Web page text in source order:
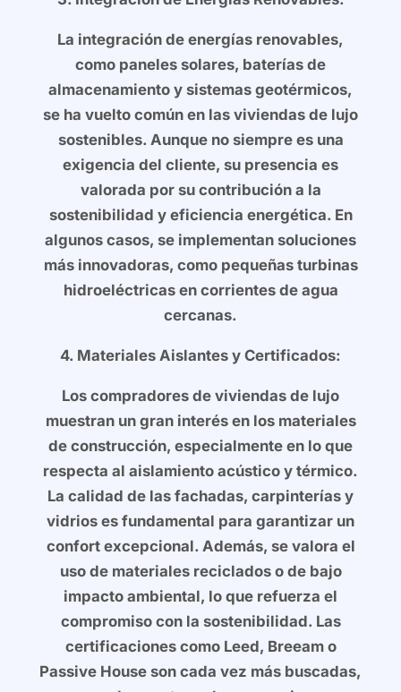
La integración de energías renovables,
como paneles solares, baterías de
almacenamiento y sistemas geotérmicos,
se ha vuelto común en las viviendas de lujo
sostenibles. Aunque no siempre es una
exigencia del cliente, su presencia es
valorada por su contribución a la
sostenibilidad y eficiencia energética. En
algunos casos, se implementan soluciones
más innovadoras, como pequeñas turbinas
hidroeléctricas en corrientes de agua
cercanas.
4. Materiales Aislantes y Certificados:
Los compradores de viviendas de lujo
muestran un gran interés en los materiales
de construcción, especialmente en lo que
respecta al aislamiento acústico y térmico.
La calidad de las fachadas, carpinterías y
vidrios es fundamental para garantizar un
confort excepcional. Además, se valora el
uso de materiales reciclados o de bajo
impacto ambiental, lo que refuerza el
compromiso con la sostenibilidad. Las
certificaciones como Leed, Breeam o
Passive House son cada vez más buscadas,